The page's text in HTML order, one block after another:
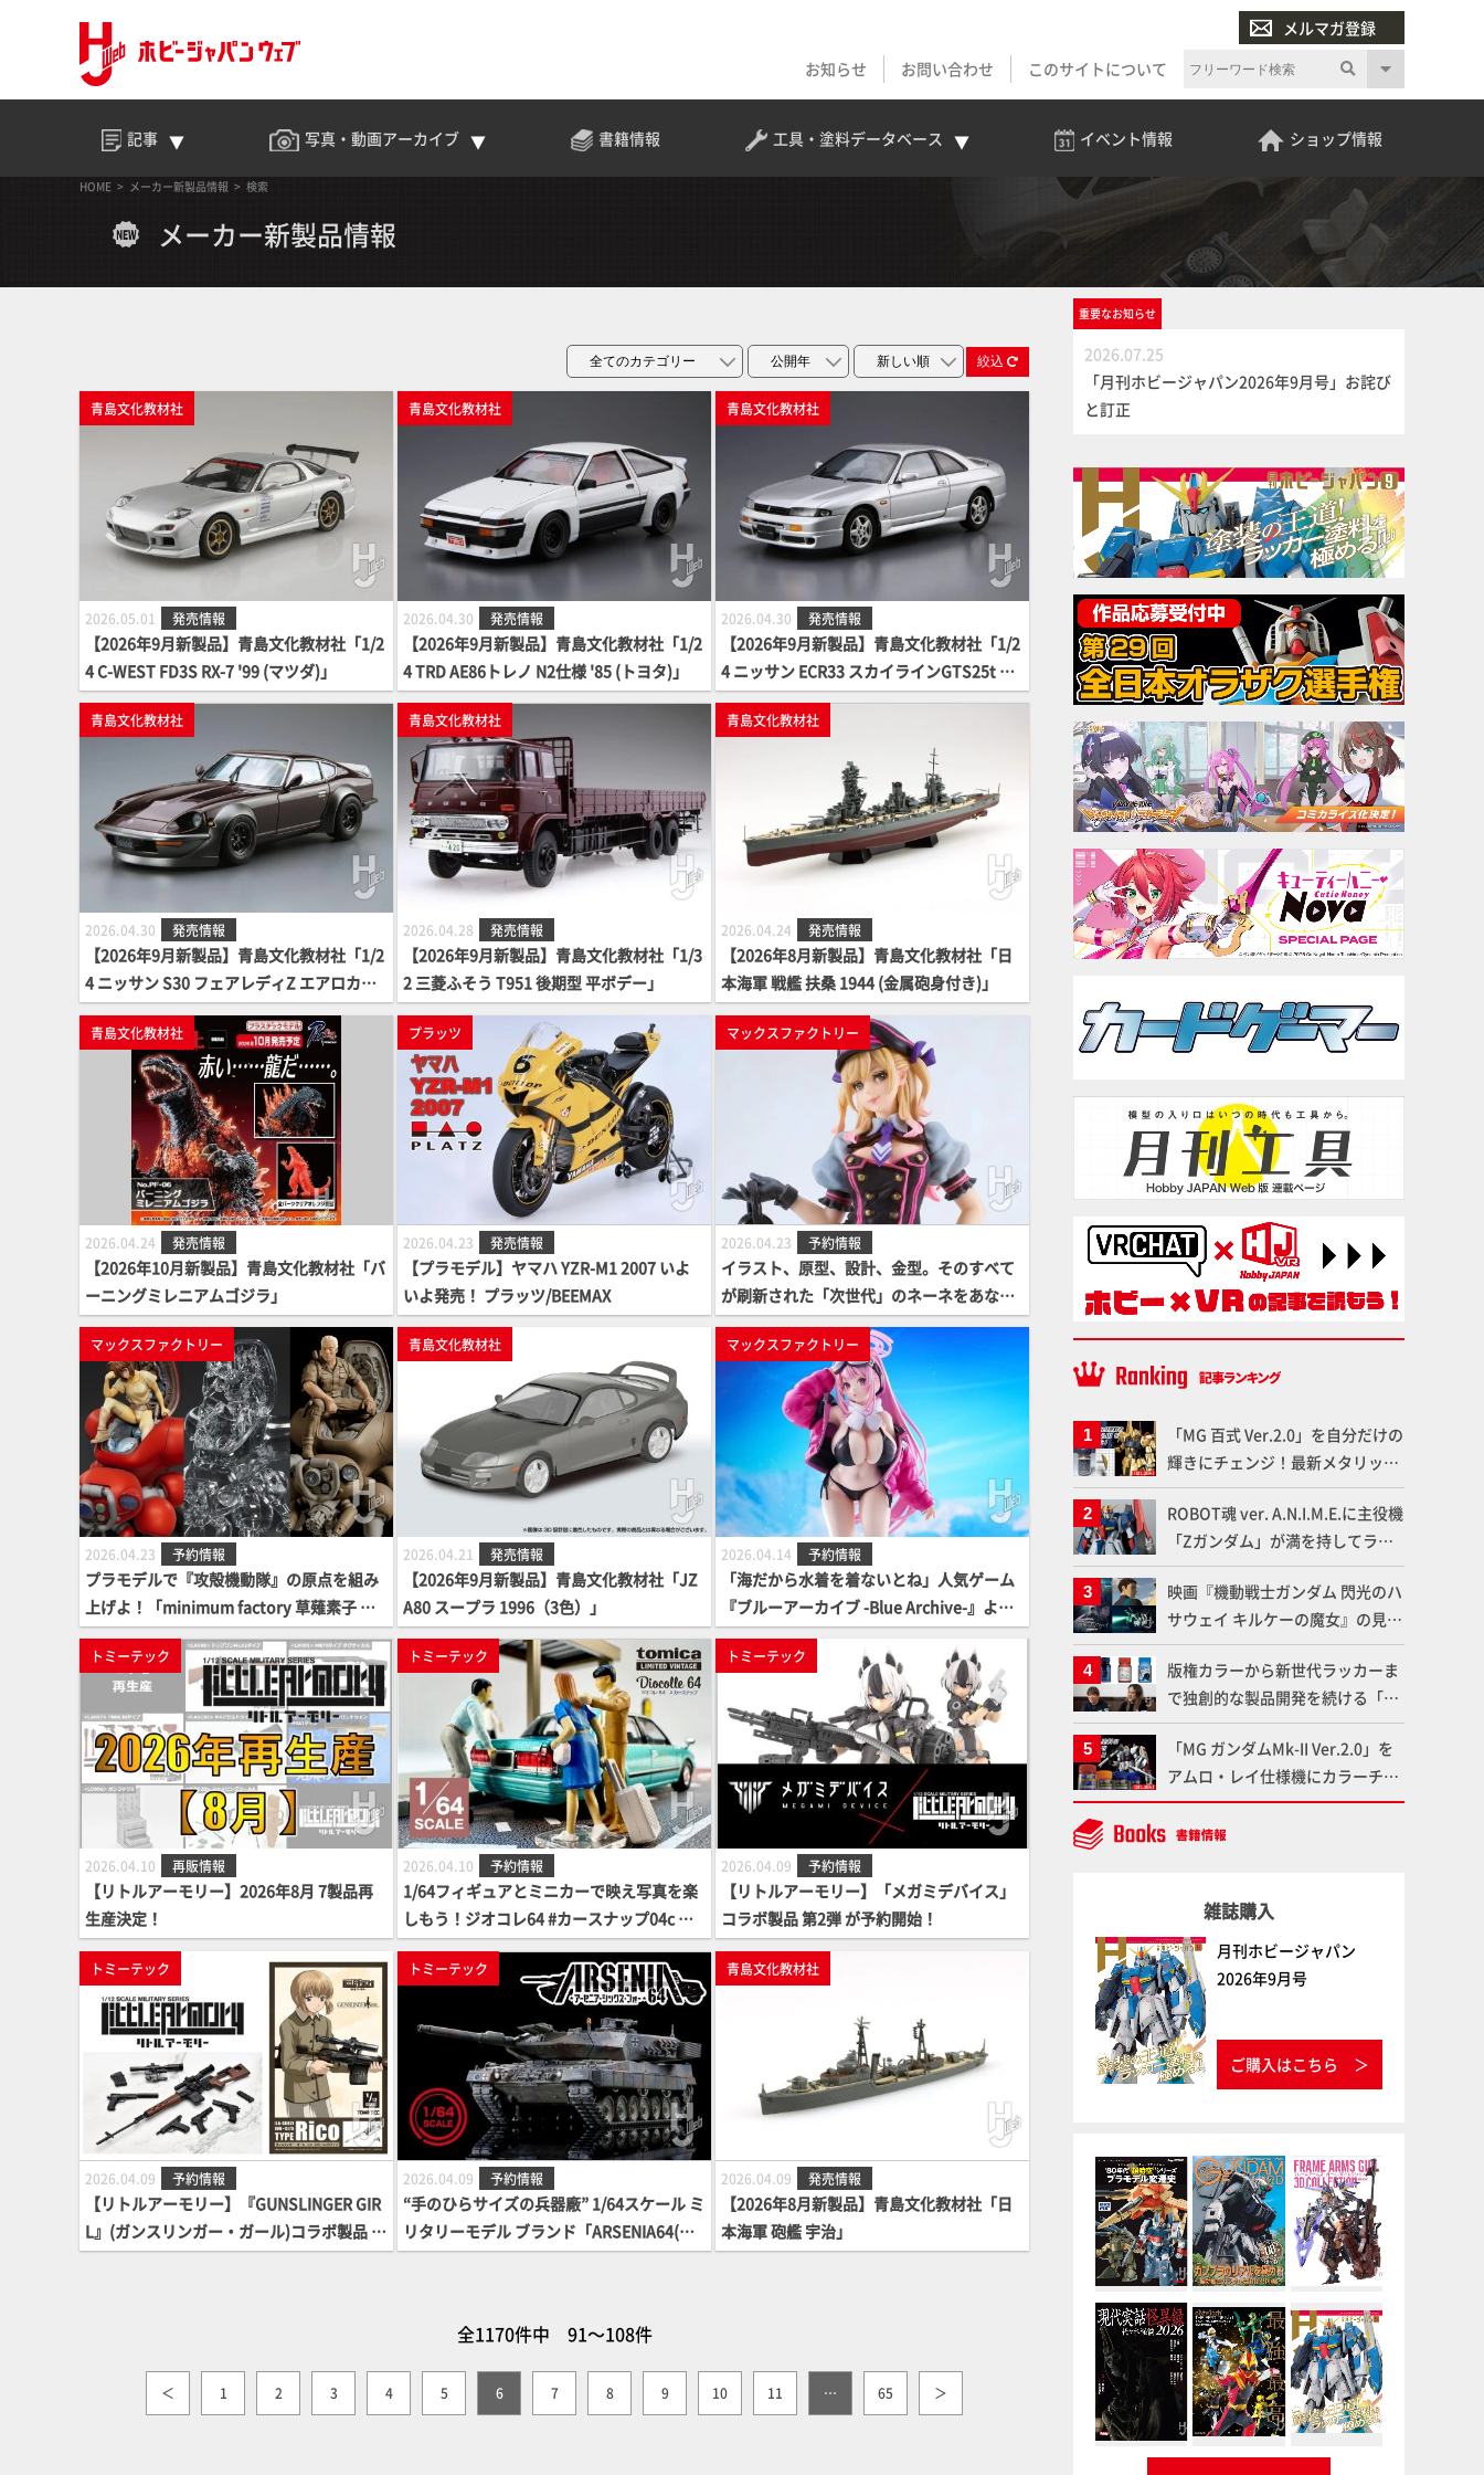
メルマガ登録
お知らせ
お問い合わせ このサイトについて
記事 写真・動画アーカイブ 書籍情報 工具・塗料データベース イベント情報 ショップ情報
HOME メーカー新製品情報 検索
メーカー新製品情報
絞込
青島文化教材社
2026.05.01 発売情報
【2026年9月新製品】青島文化教材社「1/2
4 C-WEST FD3S RX-7 '99 (マツダ)」
青島文化教材社
2026.04.30 発売情報
【2026年9月新製品】青島文化教材社「1/2
4 TRD AE86トレノ N2仕様 '85 (トヨタ)」
青島文化教材社
2026.04.30 発売情報
【2026年9月新製品】青島文化教材社「1/2
4 ニッサン ECR33 スカイラインGTS25t タ
イプM '94」
青島文化教材社
2026.04.30 発売情報
【2026年9月新製品】青島文化教材社「1/2
4 ニッサン S30 フェアレディZ エアロカス
タム '75」
青島文化教材社
2026.04.28 発売情報
【2026年9月新製品】青島文化教材社「1/3
2 三菱ふそう T951 後期型 平ボデー」
青島文化教材社
2026.04.24 発売情報
【2026年8月新製品】青島文化教材社「日
本海軍 戦艦 扶桑 1944 (金属砲身付き)」
青島文化教材社
2026.04.24 発売情報
【2026年10月新製品】青島文化教材社「バ
ーニングミレニアムゴジラ」
プラッツ
2026.04.23 発売情報
【プラモデル】ヤマハ YZR-M1 2007 いよ
いよ発売！ プラッツ/BEEMAX
マックスファクトリー
2026.04.23 予約情報
イラスト、原型、設計、金型。そのすべて
が刷新された「次世代」のネーネをあなた
の手のひらに！minimum factory100作目
を記念してリニューアルされた「ネーネ Ve
r.2.0」が予約案内開始！
マックスファクトリー
2026.04.23 予約情報
プラモデルで『攻殻機動隊』の原点を組み
上げよ！「minimum factory 草薙素子 wit
h フチコマ」「minimum factory バトー w
ith フチコマ」「minimum factory 草薙素
子 with フチコマ 光学迷彩Ver.」が遂に一
般予約開始！
青島文化教材社
2026.04.21 発売情報
【2026年9月新製品】青島文化教材社「JZ
A80 スープラ 1996（3色）」
マックスファクトリー
2026.04.14 予約情報
「海だから水着を着ないとね」人気ゲーム
『ブルーアーカイブ -Blue Archive-』よ
り、衝撃的な水着姿の「エイミ」が1/7スケ
ールで登場！予約案内開始！
トミーテック
2026.04.10 再販情報
【リトルアーモリー】2026年8月 7製品再
生産決定！
トミーテック
2026.04.10 予約情報
1/64フィギュアとミニカーで映え写真を楽
しもう！ジオコレ64 #カースナップ04c タ
クシー乗り場（トヨタ クラウンセダン付
属）
トミーテック
2026.04.09 予約情報
【リトルアーモリー】「メガミデバイス」
コラボ製品 第2弾 が予約開始！
トミーテック
2026.04.09 予約情報
【リトルアーモリー】『GUNSLINGER GIR
L』(ガンスリンガー・ガール)コラボ製品 第
2弾 が予約開始！
トミーテック
2026.04.09 予約情報
“手のひらサイズの兵器廠” 1/64スケール ミ
リタリーモデル ブランド「ARSENIA64(ア
ーセニア・シックス・フォー)」に新製品登
青島文化教材社
2026.04.09 発売情報
【2026年8月新製品】青島文化教材社「日
本海軍 砲艦 宇治」
全1170件中 91～108件
＜ 1 2 3 4 5 6 7 8 9 10 11 … 65 ＞
重要なお知らせ
2026.07.25
「月刊ホビージャパン2026年9月号」お詫び
と訂正
「MG 百式 Ver.2.0」を自分だけの
輝きにチェンジ！最新メタリック
塗料を使ってより金属感を増した
仕上がりに!!【試し読み】
ROBOT魂 ver. A.N.I.M.E.に主役機
「Zガンダム」が満を持してライ
ンナップ！ウェイブライダーへの
変形、劇中どおりのプロポーショ
ンを再現【機動戦士Zガンダム】
映画『機動戦士ガンダム 閃光のハ
サウェイ キルケーの魔女』の見放
題配信が8月31日（月）よりスタ
ート！Prime Videoで国内独占配
信
版権カラーから新世代ラッカーま
で独創的な製品開発を続ける「ガ
イアノーツ」に塗料開発の裏側と
ラッカー塗料の未来についてイン
タビュー！
「MG ガンダムMk-II Ver.2.0」を
アムロ・レイ仕様機にカラーチェ
ンジ!! ラッカー塗料の定番技法を
押さえるだけでハイクオリティの
雑誌購入
月刊ホビージャパン
2026年9月号
ご購入はこちら